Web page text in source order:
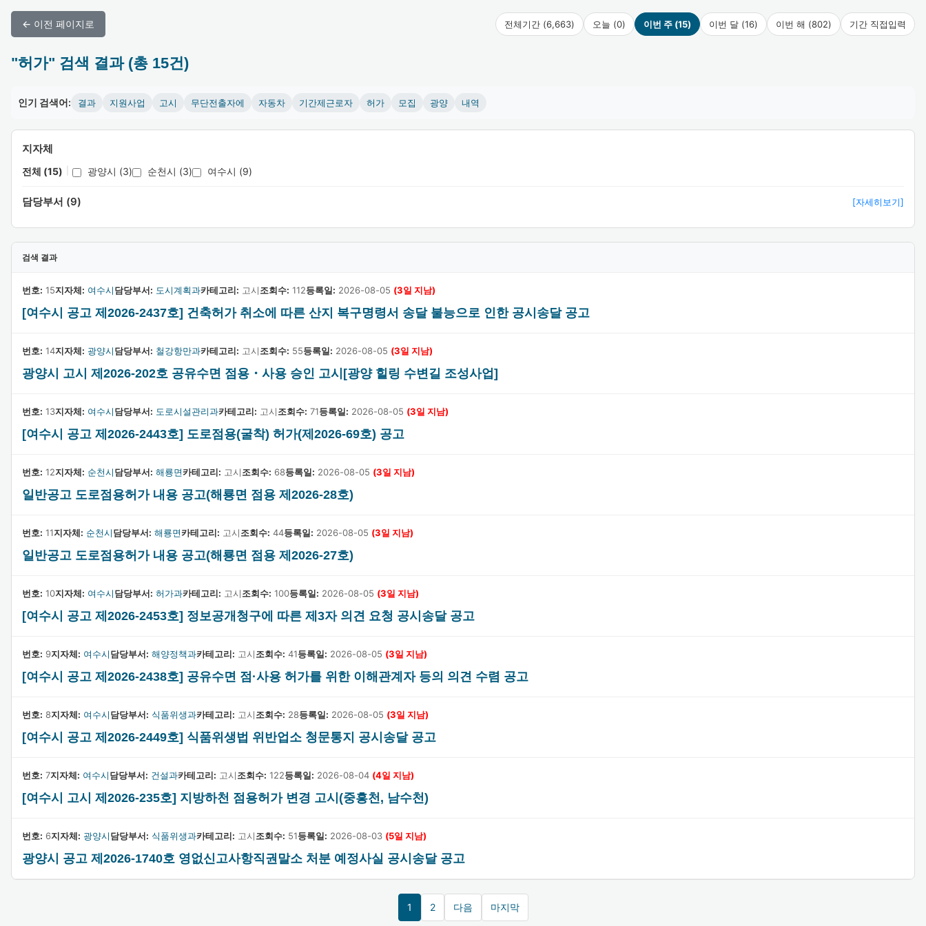
← 이전 페이지로 전체기간 (6,663) 오늘 (0) 이번 주 (15) 이번 달 (16) 이번 해 (802) 기간 직접입력
"허가" 검색 결과 (총 15건)
인기 검색어: 결과 지원사업 고시 무단전출자에 자동차 기간제근로자 허가 모집 광양 내역
지자체
전체 (15) 광양시 (3) 순천시 (3) 여수시 (9)
담당부서 (9) [자세히보기]
검색 결과
번호: 15지자체: 여수시담당부서: 도시계획과카테고리: 고시조회수: 112등록일: 2026-08-05 (3일 지남)
[여수시 공고 제2026-2437호] 건축허가 취소에 따른 산지 복구명령서 송달 불능으로 인한 공시송달 공고
번호: 14지자체: 광양시담당부서: 철강항만과카테고리: 고시조회수: 55등록일: 2026-08-05 (3일 지남)
광양시 고시 제2026-202호 공유수면 점용・사용 승인 고시[광양 힐링 수변길 조성사업]
번호: 13지자체: 여수시담당부서: 도로시설관리과카테고리: 고시조회수: 71등록일: 2026-08-05 (3일 지남)
[여수시 공고 제2026-2443호] 도로점용(굴착) 허가(제2026-69호) 공고
번호: 12지자체: 순천시담당부서: 해룡면카테고리: 고시조회수: 68등록일: 2026-08-05 (3일 지남)
일반공고 도로점용허가 내용 공고(해룡면 점용 제2026-28호)
번호: 11지자체: 순천시담당부서: 해룡면카테고리: 고시조회수: 44등록일: 2026-08-05 (3일 지남)
일반공고 도로점용허가 내용 공고(해룡면 점용 제2026-27호)
번호: 10지자체: 여수시담당부서: 허가과카테고리: 고시조회수: 100등록일: 2026-08-05 (3일 지남)
[여수시 공고 제2026-2453호] 정보공개청구에 따른 제3자 의견 요청 공시송달 공고
번호: 9지자체: 여수시담당부서: 해양정책과카테고리: 고시조회수: 41등록일: 2026-08-05 (3일 지남)
[여수시 공고 제2026-2438호] 공유수면 점·사용 허가를 위한 이해관계자 등의 의견 수렴 공고
번호: 8지자체: 여수시담당부서: 식품위생과카테고리: 고시조회수: 28등록일: 2026-08-05 (3일 지남)
[여수시 공고 제2026-2449호] 식품위생법 위반업소 청문통지 공시송달 공고
번호: 7지자체: 여수시담당부서: 건설과카테고리: 고시조회수: 122등록일: 2026-08-04 (4일 지남)
[여수시 고시 제2026-235호] 지방하천 점용허가 변경 고시(중흥천, 남수천)
번호: 6지자체: 광양시담당부서: 식품위생과카테고리: 고시조회수: 51등록일: 2026-08-03 (5일 지남)
광양시 공고 제2026-1740호 영없신고사항직권말소 처분 예정사실 공시송달 공고
1 2 다음 마지막